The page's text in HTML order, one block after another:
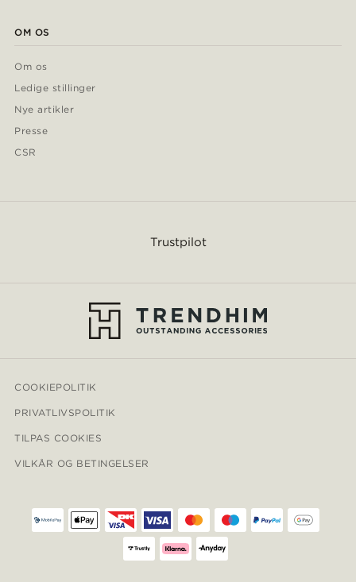
OM OS
Om os
Ledige stillinger
Nye artikler
Presse
CSR
Trustpilot
COOKIEPOLITIK
PRIVATLIVSPOLITIK
TILPAS COOKIES
VILKÅR OG BETINGELSER